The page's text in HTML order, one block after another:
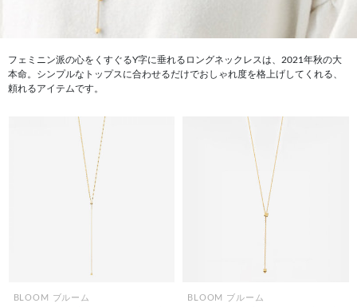
フェミニン派の心をくすぐるY字に垂れるロングネックレスは、2021年秋の大
本命。シンプルなトップスに合わせるだけでおしゃれ度を格上げしてくれる、
頼れるアイテムです。
BLOOM ブルーム
BLOOM ブルーム